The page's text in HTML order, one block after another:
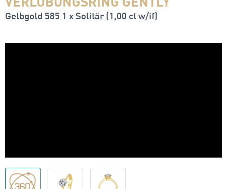
Gelbgold 585 1 x Solitär (1,00 ct w/if)